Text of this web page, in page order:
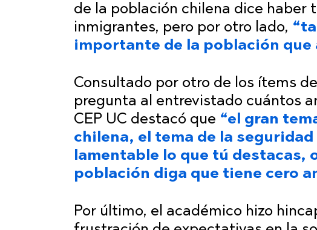
de la población chilena dice haber
inmigrantes, pero por otro lado,
importante de la población
Consultado por otro de los ítems
pregunta al entrevistado cuántos
CEP UC destacó que “el gran
chilena, el tema de la
lamentable lo que tú destacas,
población diga que tiene cero
Por último, el académico hizo